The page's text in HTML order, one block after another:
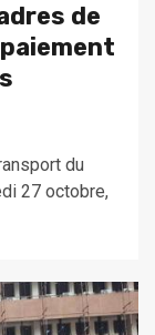
de
du
27 octobre,